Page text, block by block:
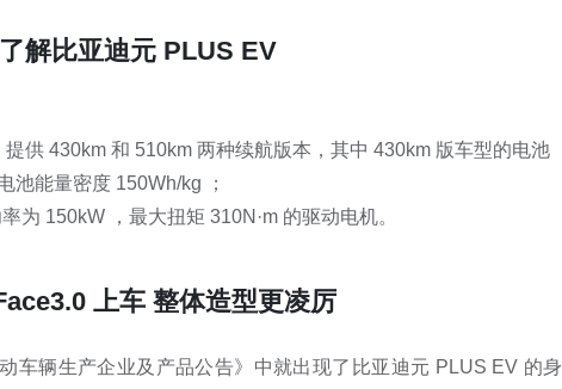
解比亚迪元 PLUS EV
供 430km 和 510km 两种续航版本，其中 430km 版车型的电池
池能量密度 150Wh/kg ；
为 150kW ，最大扭矩 310N·m 的驱动电机。
上车 整体造型更凌厉
车辆生产企业及产品公告》中就出现了比亚迪元 PLUS EV 的身